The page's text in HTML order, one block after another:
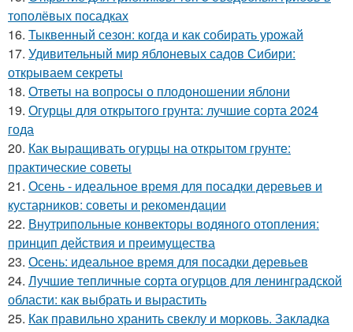
тополёвых посадках
16. Тыквенный сезон: когда и как собирать урожай
17. Удивительный мир яблоневых садов Сибири:
открываем секреты
18. Ответы на вопросы о плодоношении яблони
19. Огурцы для открытого грунта: лучшие сорта 2024
года
20. Как выращивать огурцы на открытом грунте:
практические советы
21. Осень - идеальное время для посадки деревьев и
кустарников: советы и рекомендации
22. Внутрипольные конвекторы водяного отопления:
принцип действия и преимущества
23. Осень: идеальное время для посадки деревьев
24. Лучшие тепличные сорта огурцов для ленинградской
области: как выбрать и вырастить
25. Как правильно хранить свеклу и морковь. Закладка